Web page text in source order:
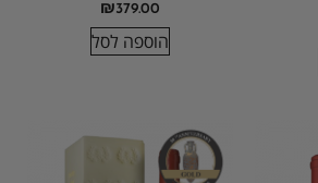
₪379.00
הוספה לסל